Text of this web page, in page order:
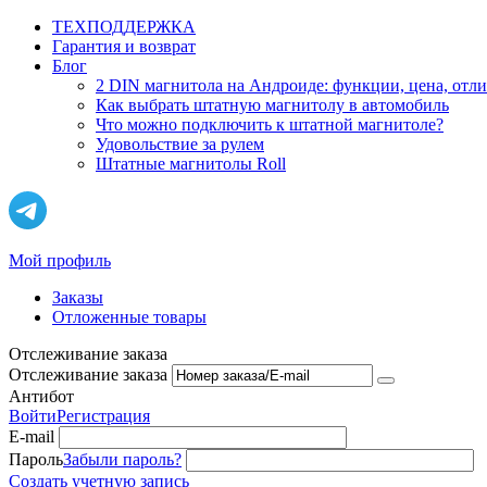
ТЕХПОДДЕРЖКА
Гарантия и возврат
Блог
2 DIN магнитола на Андроиде: функции, цена,
Как выбрать штатную магнитолу в автомобиль
Что можно подключить к штатной магнитоле?
Удовольствие за рулем
Штатные магнитолы Roll
Мой профиль
Заказы
Отложенные товары
Отслеживание заказа
Отслеживание заказа
Антибот
ВойтиРегистрация
E-mail
ПарольЗабыли пароль?
Создать учетную запись